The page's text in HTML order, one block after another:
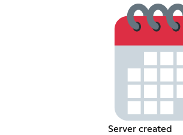
Server created